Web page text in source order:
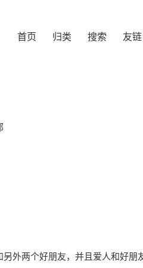
首页 归类 搜索 友链
外两个好朋友，并且爱人和好朋